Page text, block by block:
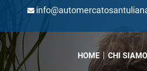
HOME(CURRENT)
CHI SIAMO